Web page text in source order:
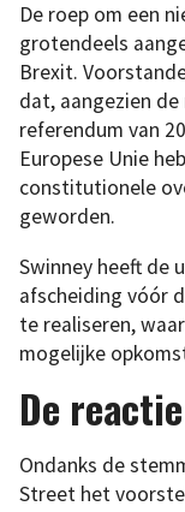
De roep om een
grotendeels
Brexit.
dat, aangezien
referendum van
Europese Unie
constitutionele
geworden.
Swinney heeft de
afscheiding vóór
te realiseren,
mogelijke
De
Ondanks de
Street het